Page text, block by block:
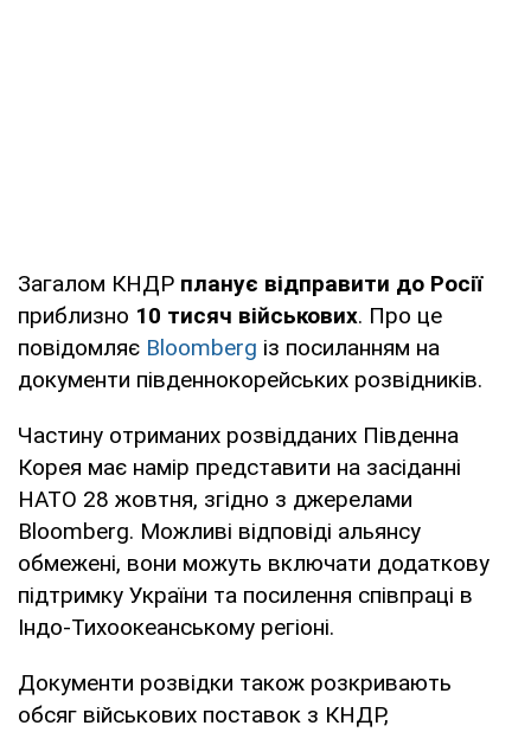
Загалом КНДР планує відправити до Росії
приблизно 10 тисяч військових. Про це
повідомляє Bloomberg із посиланням на
документи південнокорейських розвідників.
Частину отриманих розвідданих Південна
Корея має намір представити на засіданні
НАТО 28 жовтня, згідно з джерелами
Bloomberg. Можливі відповіді альянсу
обмежені, вони можуть включати додаткову
підтримку України та посилення співпраці в
Індо-Тихоокеанському регіоні.
Документи розвідки також розкривають
обсяг військових поставок з КНДР,